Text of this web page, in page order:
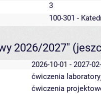
3
100-301 -
2026/2027"
2026-10-01 - 2027-
ćwiczenia
ćwiczenia